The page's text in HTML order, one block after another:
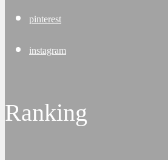
pinterest
instagram
Ranking